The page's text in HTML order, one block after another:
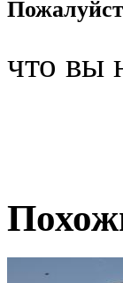
что вы